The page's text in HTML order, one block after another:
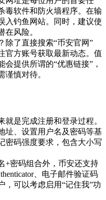
毒软件和防火墙程序。在输
入钓鱼网站。同时，建议使
在风险。
除了直接搜索“币安官网”
官方账号获取最新动态。值
提供所谓的“优惠链接”，
谨慎对待。
就是完成注册和登录过程。
址、设置用户名及密码等基
密码强度要求，包含大小写
+密码组合外，币安还支持
、电子邮件验证码
，可以考虑启用“记住我”功